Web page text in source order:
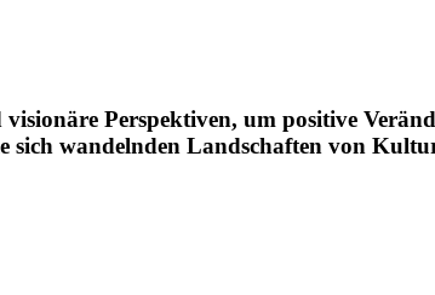
Perspektiven, um positive
sich wandelnden Landschaften von